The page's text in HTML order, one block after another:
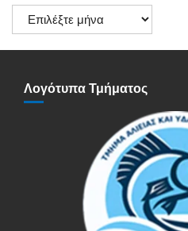
Ιστορικό
Ανακοινώσεων
Λογότυπα Τμήματος